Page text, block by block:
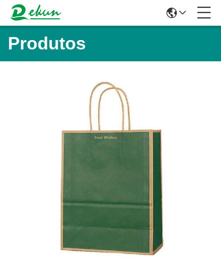
Produtos